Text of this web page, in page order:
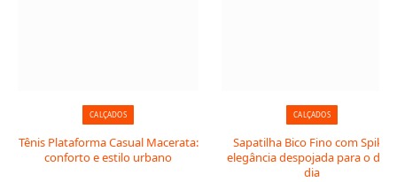
CALÇADOS
Tênis Plataforma Casual Macerata:
conforto e estilo urbano
CALÇADOS
Sapatilha Bico Fino com Spike:
elegância despojada para o dia a
dia